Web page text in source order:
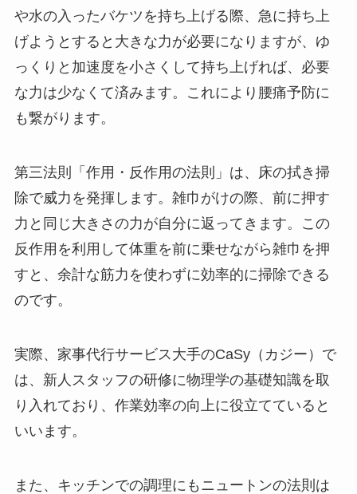
や水の入ったバケツを持ち上げる際、急に持ち上
げようとすると大きな力が必要になりますが、ゆ
っくりと加速度を小さくして持ち上げれば、必要
な力は少なくて済みます。これにより腰痛予防に
も繋がります。
第三法則「作用・反作用の法則」は、床の拭き掃
除で威力を発揮します。雑巾がけの際、前に押す
力と同じ大きさの力が自分に返ってきます。この
反作用を利用して体重を前に乗せながら雑巾を押
すと、余計な筋力を使わずに効率的に掃除できる
のです。
実際、家事代行サービス大手のCaSy（カジー）で
は、新人スタッフの研修に物理学の基礎知識を取
り入れており、作業効率の向上に役立てていると
いいます。
また、キッチンでの調理にもニュートンの法則は